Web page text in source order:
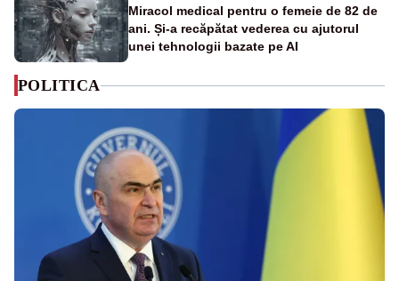
Miracol medical pentru o femeie de 82 de
ani. Și-a recăpătat vederea cu ajutorul
unei tehnologii bazate pe AI
POLITICA